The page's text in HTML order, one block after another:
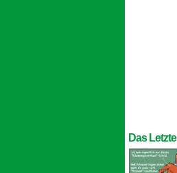
Das Letzte